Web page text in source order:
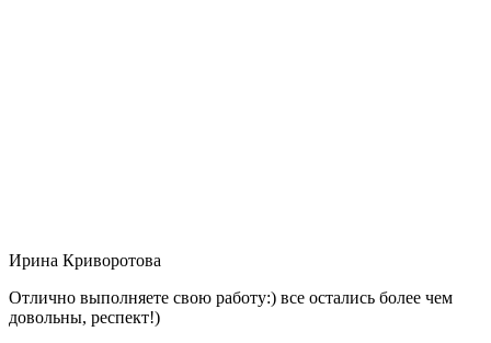
Ирина Криворотова
Отлично выполняете свою работу:) все остались более чем
довольны, респект!)